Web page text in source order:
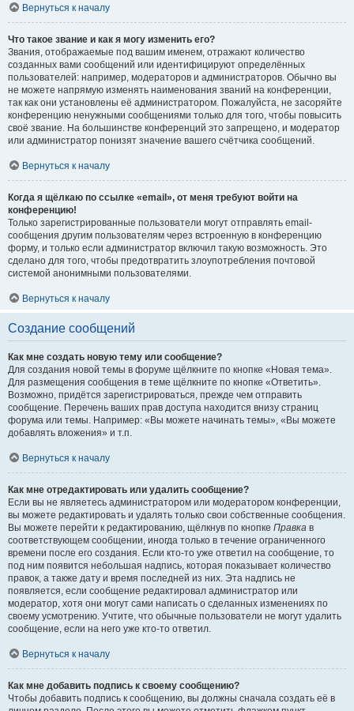
Вернуться к началу
Что такое звание и как я могу изменить его?
Звания, отображаемые под вашим именем, отражают количество
созданных вами сообщений или идентифицируют определённых
пользователей: например, модераторов и администраторов. Обычно вы
не можете напрямую изменять наименования званий на конференции,
так как они установлены её администратором. Пожалуйста, не засоряйте
конференцию ненужными сообщениями только для того, чтобы повысить
своё звание. На большинстве конференций это запрещено, и модератор
или администратор понизят значение вашего счётчика сообщений.
Вернуться к началу
Когда я щёлкаю по ссылке «email», от меня требуют войти на
конференцию!
Только зарегистрированные пользователи могут отправлять email-
сообщения другим пользователям через встроенную в конференцию
форму, и только если администратор включил такую возможность. Это
сделано для того, чтобы предотвратить злоупотребления почтовой
системой анонимными пользователями.
Вернуться к началу
Создание сообщений
Как мне создать новую тему или сообщение?
Для создания новой темы в форуме щёлкните по кнопке «Новая тема».
Для размещения сообщения в теме щёлкните по кнопке «Ответить».
Возможно, придётся зарегистрироваться, прежде чем отправить
сообщение. Перечень ваших прав доступа находится внизу страниц
форума или темы. Например: «Вы можете начинать темы», «Вы можете
добавлять вложения» и т.п.
Вернуться к началу
Как мне отредактировать или удалить сообщение?
Если вы не являетесь администратором или модератором конференции,
вы можете редактировать и удалять только свои собственные сообщения.
Вы можете перейти к редактированию, щёлкнув по кнопке Правка в
соответствующем сообщении, иногда только в течение ограниченного
времени после его создания. Если кто-то уже ответил на сообщение, то
под ним появится небольшая надпись, которая показывает количество
правок, а также дату и время последней из них. Эта надпись не
появляется, если сообщение редактировал администратор или
модератор, хотя они могут сами написать о сделанных изменениях по
своему усмотрению. Учтите, что обычные пользователи не могут удалить
сообщение, если на него уже кто-то ответил.
Вернуться к началу
Как мне добавить подпись к своему сообщению?
Чтобы добавить подпись к сообщению, вы должны сначала создать её в